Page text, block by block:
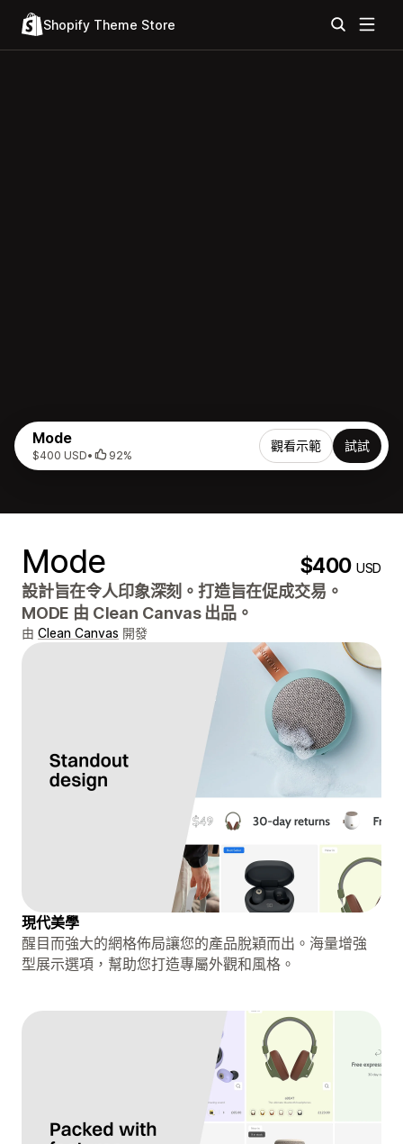
Shopify Theme Store
Mode
$400 USD• 92%
觀看示範 試試
Mode $400USD
設計旨在令人印象深刻。打造旨在促成交易。
MODE 由 Clean Canvas 出品。
由 Clean Canvas 開發
現代美學
醒目而強大的網格佈局讓您的產品脫穎而出。海量增強
型展示選項，幫助您打造專屬外觀和風格。